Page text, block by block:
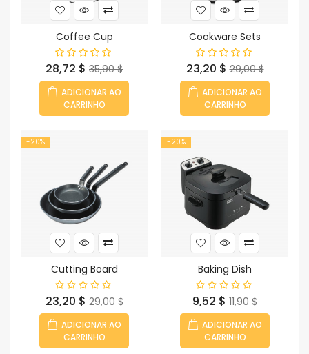
Coffee Cup
Preço
28,72 $ Preço
normal
35,90 $
ADICIONAR AO
CARRINHO
Cookware Sets
Preço
23,20 $ Preço
normal
29,00 $
ADICIONAR AO
CARRINHO
-20%
Cutting Board
Preço
23,20 $ Preço
normal
29,00 $
ADICIONAR AO
CARRINHO
-20%
Baking Dish
Preço
9,52 $ Preço
normal
11,90 $
ADICIONAR AO
CARRINHO